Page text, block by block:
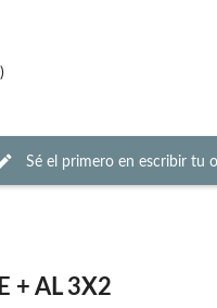
Sé el primero en escribir tu
+ AL 3X2